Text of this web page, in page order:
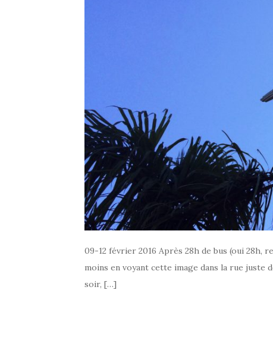
09-12 février 2016 Après 28h de bus (oui 28h,
moins en voyant cette image dans la rue juste
soir, […]